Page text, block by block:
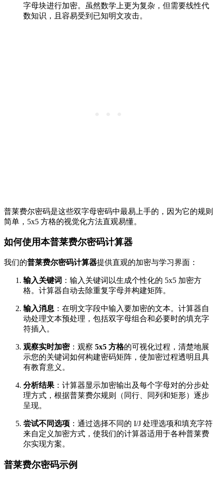
字母块进行加密。虽然数学上更为复杂，但需要线性代
数知识，且容易受到已知明文攻击。
普莱费尔密码是这些双字母密码中最易上手的，因为它的规则
简单，5x5 方格的视觉化方法直观易懂。
如何使用本普莱费尔密码计算器
我们的普莱费尔密码计算器提供直观的加密与学习界面：
输入关键词 ：输入关键词以生成个性化的 5x5 加密方
格。计算器自动去除重复字母并构建矩阵。
输入消息 ：在明文字段中输入要加密的文本。计算器自
动处理文本预处理，包括双字母组合和必要时的填充字
符插入。
观察实时加密：观察 5x5 方格的可视化过程，清楚地展
示您的关键词如何构建密码矩阵，使加密过程透明且具
有教育意义。
分析结果 ：计算器显示加密输出及每个字母对的分步处
理方式，根据普莱费尔规则（同行、同列和矩形）逐步
呈现。
尝试不同选项 ：通过选择不同的 I/J 处理选项和填充字符
来自定义加密方式，使我们的计算器适用于各种普莱费
尔实现方案。
普莱费尔密码示例